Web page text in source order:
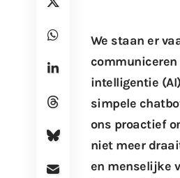
We staan er
intelligentie
simpele
ons proactief
niet meer
en menselijke